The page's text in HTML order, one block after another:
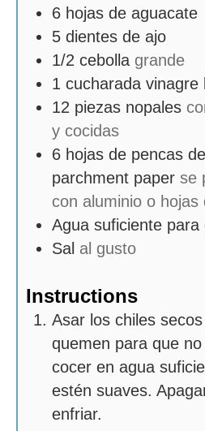
6 hojas de aguacate
5 dientes de ajo
1/2 cebolla grande
1 cucharada vinagre
12 piezas nopales
y cocidas
6 hojas de pencas
parchment paper se
con aluminio o hojas
Agua suficiente para
Sal al gusto
Instructions
Asar los chiles
quemen para que
cocer en agua
estén suaves.
enfriar.